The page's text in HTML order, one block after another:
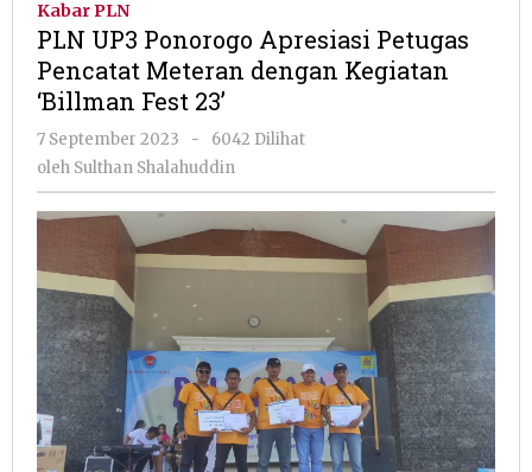
Petugas
Pencatat
Fest
23’
Kabar PLN
PLN UP3 Ponorogo Apresiasi Petugas
Pencatat Meteran dengan Kegiatan
‘Billman Fest 23’
7 September 2023
oleh
Sulthan
-
6042 Dilihat
oleh Sulthan Shalahuddin